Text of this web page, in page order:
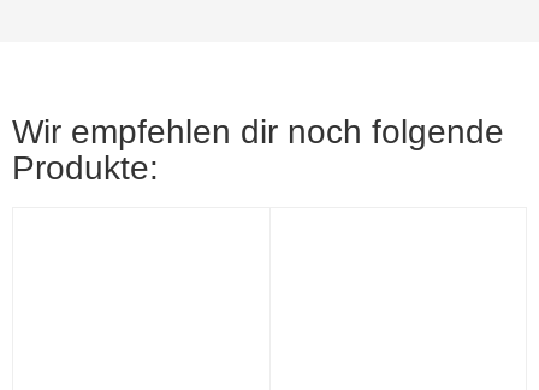
Wir empfehlen dir noch folgende
Produkte: